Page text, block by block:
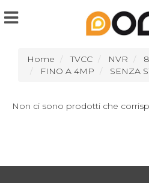
Home TVCC NVR
FINO A 4MP
SENZA
Non ci sono prodotti che